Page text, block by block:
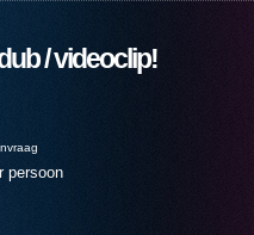
/ videoclip!
persoon